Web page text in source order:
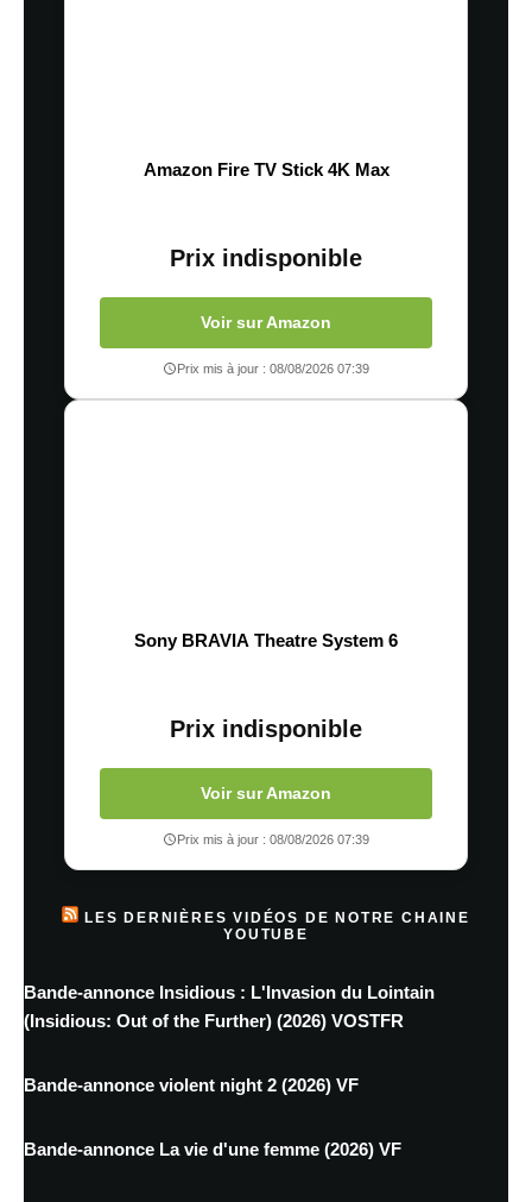
Amazon Fire TV Stick 4K Max
Prix indisponible
Voir sur Amazon
Prix mis à jour : 08/08/2026 07:39
Sony BRAVIA Theatre System 6
Prix indisponible
Voir sur Amazon
Prix mis à jour : 08/08/2026 07:39
LES DERNIÈRES VIDÉOS DE NOTRE CHAINE
YOUTUBE
Bande-annonce Insidious : L'Invasion du Lointain
(Insidious: Out of the Further) (2026) VOSTFR
Bande-annonce violent night 2 (2026) VF
Bande-annonce La vie d'une femme (2026) VF